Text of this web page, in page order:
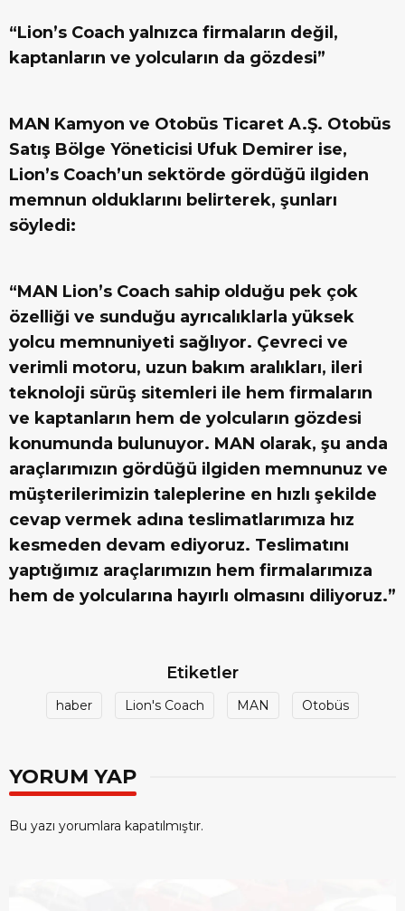
“Lion’s Coach yalnızca firmaların değil,
kaptanların ve yolcuların da gözdesi”
MAN Kamyon ve Otobüs Ticaret A.Ş. Otobüs
Satış Bölge Yöneticisi Ufuk Demirer ise,
Lion’s Coach’un sektörde gördüğü ilgiden
memnun olduklarını belirterek, şunları
söyledi:
“MAN Lion’s Coach sahip olduğu pek çok
özelliği ve sunduğu ayrıcalıklarla yüksek
yolcu memnuniyeti sağlıyor. Çevreci ve
verimli motoru, uzun bakım aralıkları, ileri
teknoloji sürüş sitemleri ile hem firmaların
ve kaptanların hem de yolcuların gözdesi
konumunda bulunuyor. MAN olarak, şu anda
araçlarımızın gördüğü ilgiden memnunuz ve
müşterilerimizin taleplerine en hızlı şekilde
cevap vermek adına teslimatlarımıza hız
kesmeden devam ediyoruz. Teslimatını
yaptığımız araçlarımızın hem firmalarımıza
hem de yolcularına hayırlı olmasını diliyoruz.”
Etiketler
haber Lion's Coach MAN Otobüs
YORUM YAP
Bu yazı yorumlara kapatılmıştır.